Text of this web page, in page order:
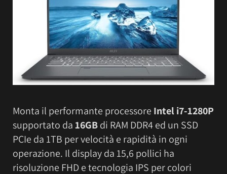
Monta il performante processore Intel i7-1280P
supportato da16GBdi RAM DDR4 ed un SSD
PCIe da 1TB per velocità e rapidità in ogni
operazione. Il display da 15,6 pollici ha
risoluzione FHD e tecnologia IPS per colori